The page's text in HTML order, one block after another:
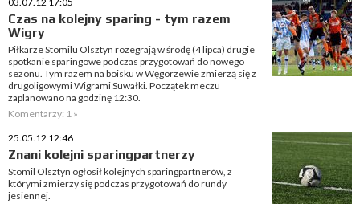
Czas na kolejny sparing - tym razem
Wigry
Piłkarze Stomilu Olsztyn rozegrają w środę (4 lipca) drugie
spotkanie sparingowe podczas przygotowań do nowego
sezonu. Tym razem na boisku w Węgorzewie zmierzą się z
drugoligowymi Wigrami Suwałki. Początek meczu
zaplanowano na godzinę 12:30.
Komentarzy: 1 »
25.05.12 12:46
Znani kolejni sparingpartnerzy
Stomil Olsztyn ogłosił kolejnych sparingpartnerów, z
którymi zmierzy się podczas przygotowań do rundy
jesiennej.